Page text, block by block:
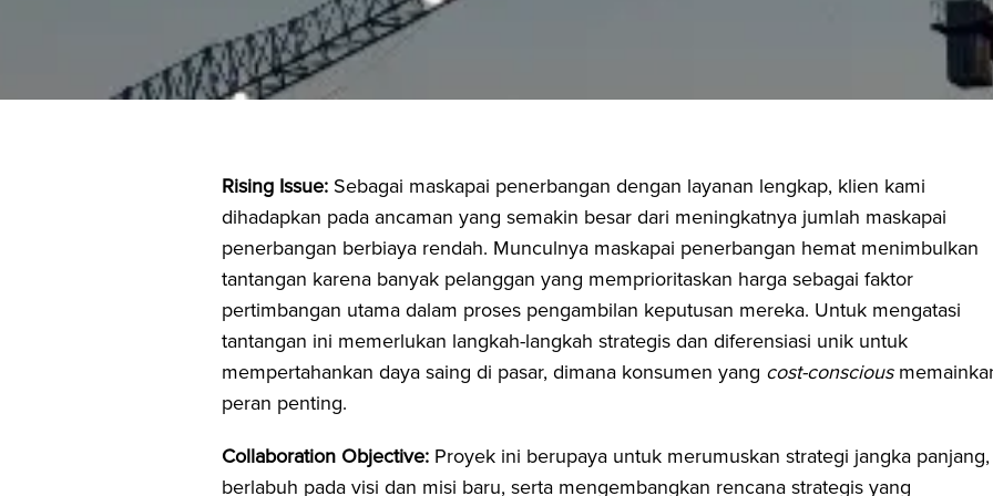
Rising Issue: Sebagai maskapai penerbangan dengan layanan lengkap, klien kami
dihadapkan pada ancaman yang semakin besar dari meningkatnya jumlah maskapai
penerbangan berbiaya rendah. Munculnya maskapai penerbangan hemat menimbulkan
tantangan karena banyak pelanggan yang memprioritaskan harga sebagai faktor
pertimbangan utama dalam proses pengambilan keputusan mereka. Untuk mengatasi
tantangan ini memerlukan langkah-langkah strategis dan diferensiasi unik untuk
mempertahankan daya saing di pasar, dimana konsumen yang cost-conscious
peran penting.
Collaboration Objective: Proyek ini berupaya untuk merumuskan strategi jangka panjang,
berlabuh pada visi dan misi baru, serta mengembangkan rencana strategis yang